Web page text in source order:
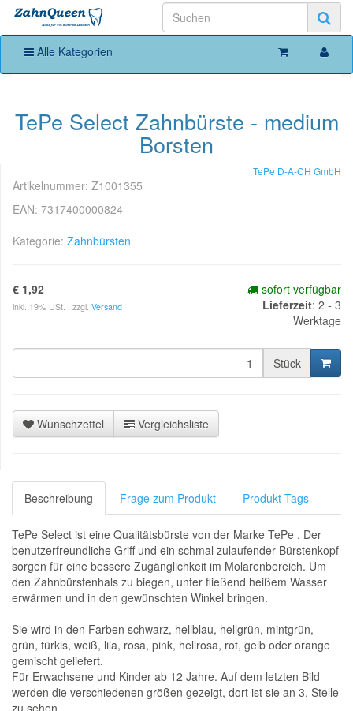
Alle Kategorien
TePe Select Zahnbürste - medium
Borsten
TePe D-A-CH GmbH
Artikelnummer: Z1001355
EAN: 7317400000824
Kategorie: Zahnbürsten
€ 1,92
inkl. 19% USt. , zzgl. Versand
sofort verfügbar
Lieferzeit: 2 - 3
Werktage
Stück
Wunschzettel Vergleichsliste
Beschreibung Frage zum Produkt Produkt Tags
TePe Select ist eine Qualitätsbürste von der Marke TePe . Der
benutzerfreundliche Griff und ein schmal zulaufender Bürstenkopf
sorgen für eine bessere Zugänglichkeit im Molarenbereich. Um
den Zahnbürstenhals zu biegen, unter fließend heißem Wasser
erwärmen und in den gewünschten Winkel bringen.
Sie wird in den Farben schwarz, hellblau, hellgrün, mintgrün,
grün, türkis, weiß, lila, rosa, pink, hellrosa, rot, gelb oder orange
gemischt geliefert.
Für Erwachsene und Kinder ab 12 Jahre. Auf dem letzten Bild
werden die verschiedenen größen gezeigt, dort ist sie an 3. Stelle
zu sehen.